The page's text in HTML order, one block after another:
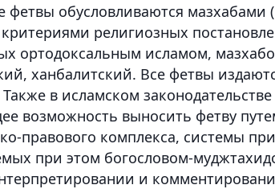
фетвы обусловливаются
религиозных
ортодоксальным исламом,
ханбалитский. Все фетвы
в исламском
возможность выносить фетву
правового комплекса, системы
при этом богословом-
и